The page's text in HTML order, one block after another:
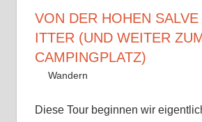
VON DER HOHEN SALVE
ITTER (UND WEITER
CAMPINGPLATZ)
19. August 2023
Andy
Wandern
Diese Tour beginnen wir